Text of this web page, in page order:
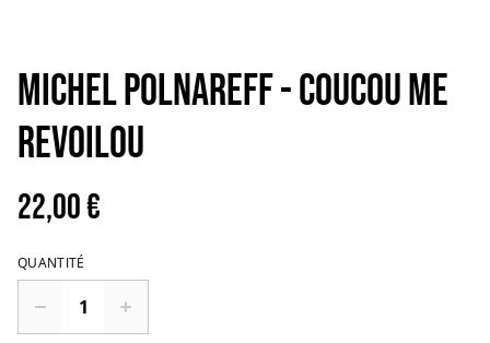
MICHEL POLNAREFF - Coucou me
revoilou
22,00 €
QUANTITÉ